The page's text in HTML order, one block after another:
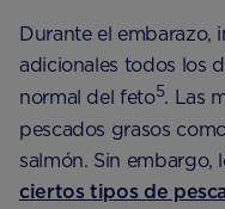
Durante el
adicionales todos los
normal del feto5. Las
pescados grasos
salmón. Sin embargo,
ciertos tipos de